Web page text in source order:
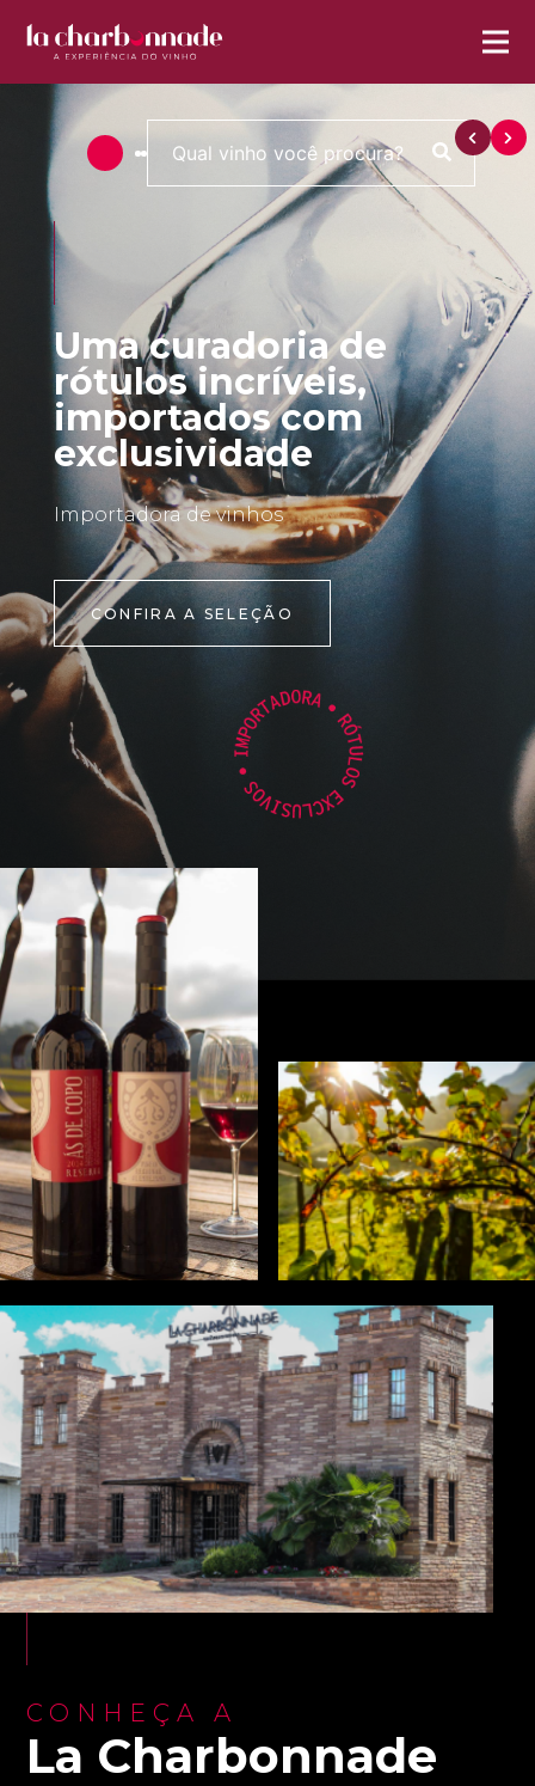
Uma curadoria de
rótulos incríveis,
importados com
exclusividade
Importadora de vinhos
CONFIRA A SELEÇÃO
CONHEÇA A
La Charbonnade